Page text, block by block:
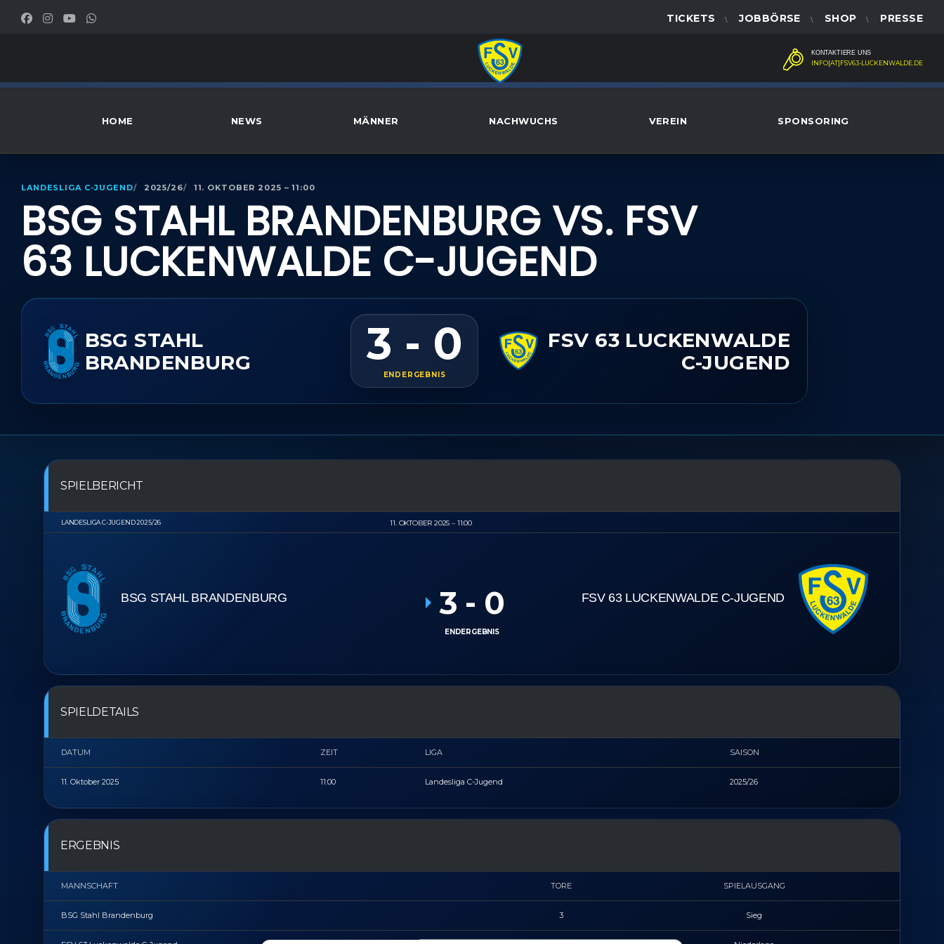
TICKETS JOBBÖRSE SHOP PRESSE
KONTAKTIERE UNS
INFO[AT]FSV63-LUCKENWALDE.DE
HOME NEWS MÄNNER NACHWUCHS VEREIN SPONSORING
LANDESLIGA C-JUGEND 2025/26 11. OKTOBER 2025 – 11:00
BSG STAHL BRANDENBURG VS. FSV
63 LUCKENWALDE C-JUGEND
BSG STAHL
BRANDENBURG
3 - 0
ENDERGEBNIS
FSV 63 LUCKENWALDE
C-JUGEND
SPIELBERICHT
LANDESLIGA C-JUGEND 2025/26 11. OKTOBER 2025 11:00
BSG STAHL BRANDENBURG FSV 63 LUCKENWALDE C-JUGEND
3 - 0
ENDERGEBNIS
SPIELDETAILS
DATUM ZEIT LIGA SAISON
11. Oktober 2025 11:00 Landesliga C-Jugend 2025/26
ERGEBNIS
MANNSCHAFT TORE SPIELAUSGANG
BSG Stahl Brandenburg 3 Sieg